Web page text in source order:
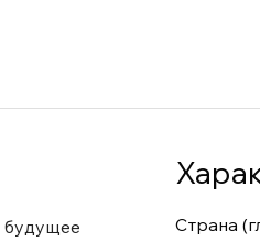
будущее
Страна